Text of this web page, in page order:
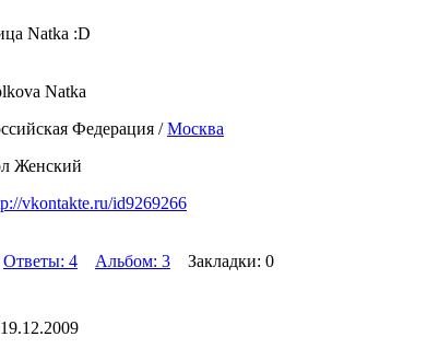
Natka :D
Natka
Федерация /Москва
Женский
vkontakte.ru/id9269266
Ответы: 4 Альбом: 3 Закладки: 0
19.12.2009